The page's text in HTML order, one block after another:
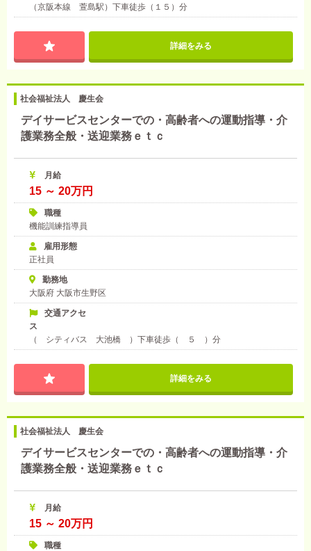
（京阪本線 萱島駅）下車徒歩（１５）分
詳細をみる
社会福祉法人 慶生会
デイサービスセンターでの・高齢者への運動指導・介
護業務全般・送迎業務ｅｔｃ
月給
15 ～ 20万円
職種
機能訓練指導員
雇用形態
正社員
勤務地
大阪府 大阪市生野区
交通アクセ
ス
（ シティバス 大池橋 ）下車徒歩（ ５ ）分
詳細をみる
社会福祉法人 慶生会
デイサービスセンターでの・高齢者への運動指導・介
護業務全般・送迎業務ｅｔｃ
月給
15 ～ 20万円
職種